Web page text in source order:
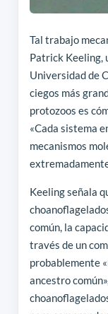
Tal trabajo
Patrick Keeling,
Universidad de
ciegos más
protozoos es
«Cada sistema
mecanismos
Keeling señala
común, la
través de un
probablemente
ancestro